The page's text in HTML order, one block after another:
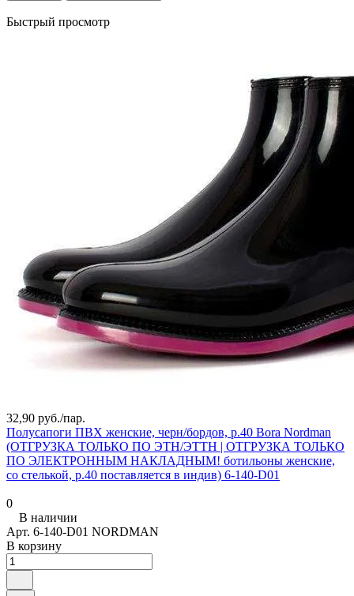
Быстрый просмотр
32,90 руб./пар.
Полусапоги ПВХ женские, черн/бордов, р.40 Bora Nordman
(ОТГРУЗКА ТОЛЬКО ПО ЭТН/ЭТТН | ОТГРУЗКА ТОЛЬКО
ПО ЭЛЕКТРОННЫМ НАКЛАДНЫМ! ботильоны женские,
со стелькой, р.40 поставляется в индив) 6-140-D01
0
В наличии
Арт. 6-140-D01 NORDMAN
В корзину